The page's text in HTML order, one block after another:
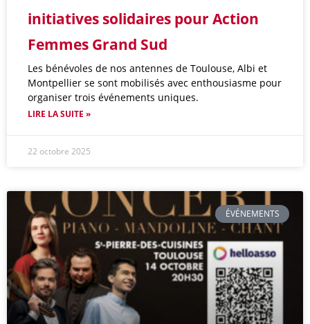
initiatives solidaires pour Action
Femmes Grand Sud
Les bénévoles de nos antennes de Toulouse, Albi et
Montpellier se sont mobilisés avec enthousiasme pour
organiser trois événements uniques.
LIRE LA SUITE »
22 octobre 2025
ÉVÉNEMENTS